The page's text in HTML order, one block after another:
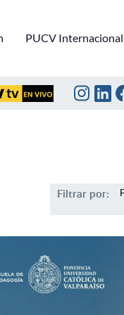
PUCV Internacional
Filtrar por: